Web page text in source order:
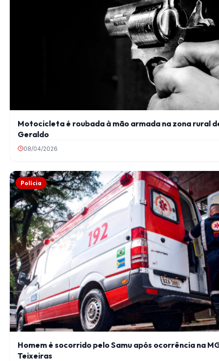
Motocicleta é roubada à mão armada na zona rural
Geraldo
08/04/2026
Polícia
Homem é socorrido pelo Samu após ocorrência na
Teixeiras